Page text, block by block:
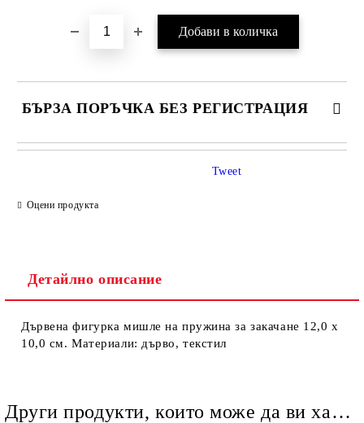
БЪРЗА ПОРЪЧКА БЕЗ РЕГИСТРАЦИЯ
Оцени продукта
Tweet
Детайлно описание
Дървена фигурка мишле на пружина за закачане 12,0 х
10,0 см. Материали: дърво, текстил
Други продукти, които може да ви харесат